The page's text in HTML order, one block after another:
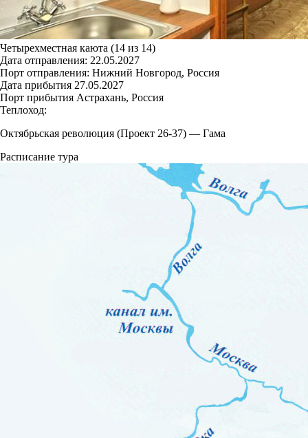
Четырехместная каюта (14 из 14)
Дата отправления: 22.05.2027
Порт отправления: Нижний Новгород, Россия
Дата прибытия 27.05.2027
Порт прибытия Астрахань, Россия
Теплоход:
Октябрьская революция (Проект 26-37) — Гама
Расписание тура